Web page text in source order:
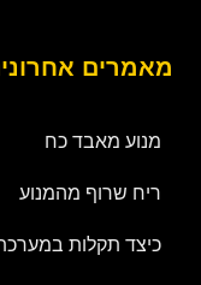
מאמרים
מנוע מאבד כח
ריח שרוף מהמנוע
כיצד תקלות